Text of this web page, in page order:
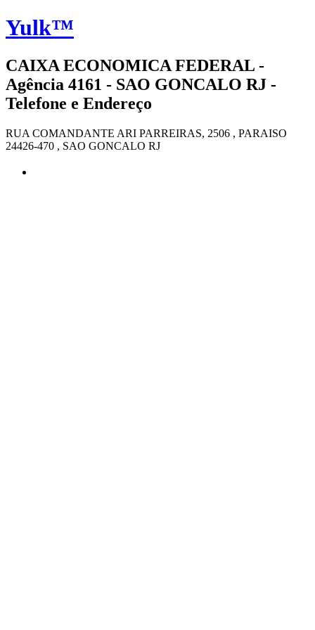
Yulk™
CAIXA ECONOMICA FEDERAL -
Agência 4161 - SAO GONCALO RJ -
Telefone e Endereço
RUA COMANDANTE ARI PARREIRAS, 2506 , PARAISO
24426-470 , SAO GONCALO RJ